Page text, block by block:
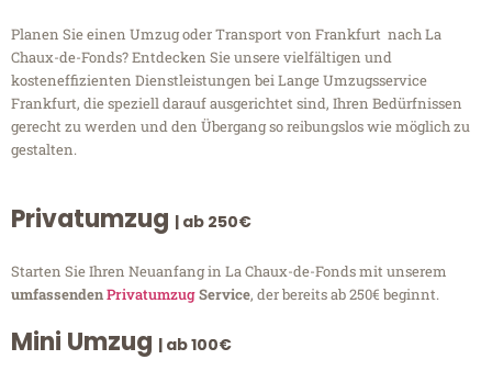
Planen Sie einen Umzug oder Transport von Frankfurt nach La
Chaux-de-Fonds? Entdecken Sie unsere vielfältigen und
kosteneffizienten Dienstleistungen bei Lange Umzugsservice
Frankfurt, die speziell darauf ausgerichtet sind, Ihren Bedürfnissen
gerecht zu werden und den Übergang so reibungslos wie möglich zu
gestalten.
Privatumzug | ab 250€
Starten Sie Ihren Neuanfang in La Chaux-de-Fonds mit unserem
umfassendenPrivatumzugService, der bereits ab 250€ beginnt.
Mini Umzug | ab 100€